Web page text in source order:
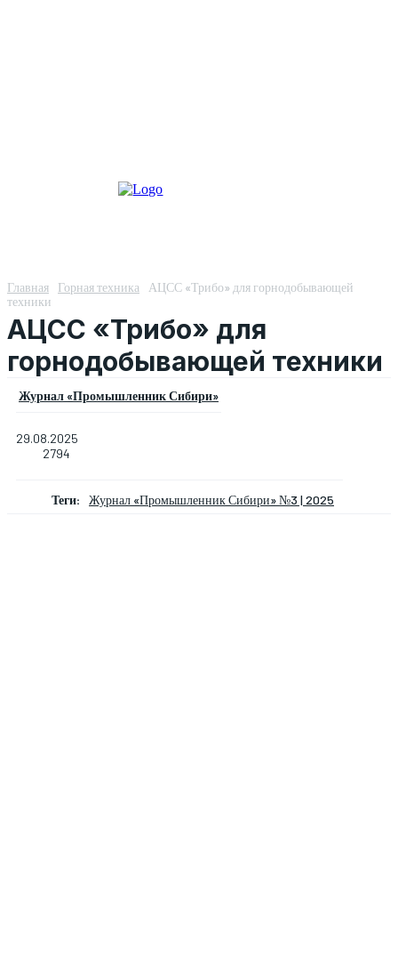
Главная Горная техника
АЦСС «Трибо» для горнодобывающей
техники
АЦСС «Трибо» для
горнодобывающей техники
Журнал «Промышленник Сибири»
29.08.2025
2794
Теги: Журнал «Промышленник Сибири» №3 | 2025